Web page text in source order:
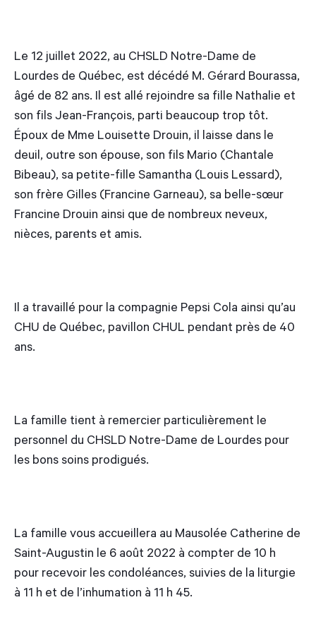
Le 12 juillet 2022, au CHSLD Notre-Dame de
Lourdes de Québec, est décédé M. Gérard Bourassa,
âgé de 82 ans. Il est allé rejoindre sa fille Nathalie et
son fils Jean-François, parti beaucoup trop tôt.
Époux de Mme Louisette Drouin, il laisse dans le
deuil, outre son épouse, son fils Mario (Chantale
Bibeau), sa petite-fille Samantha (Louis Lessard),
son frère Gilles (Francine Garneau), sa belle-sœur
Francine Drouin ainsi que de nombreux neveux,
nièces, parents et amis.
Il a travaillé pour la compagnie Pepsi Cola ainsi qu’au
CHU de Québec, pavillon CHUL pendant près de 40
ans.
La famille tient à remercier particulièrement le
personnel du CHSLD Notre-Dame de Lourdes pour
les bons soins prodigués.
La famille vous accueillera au Mausolée Catherine de
Saint-Augustin le 6 août 2022 à compter de 10 h
pour recevoir les condoléances, suivies de la liturgie
à 11 h et de l’inhumation à 11 h 45.